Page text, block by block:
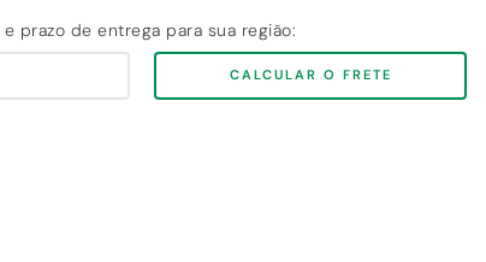
CALCULAR O FRETE